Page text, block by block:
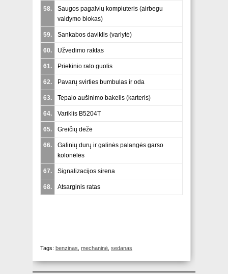
58. Saugos pagalvių kompiuteris (airbegu
valdymo blokas)
59. Sankabos daviklis (varlytė)
60. Užvedimo raktas
61. Priekinio rato guolis
62. Pavarų svirties bumbulas ir oda
63. Tepalo aušinimo bakelis (karteris)
64. Variklis B5204T
65. Greičių dėžė
66.
Galinių durų ir galinės palangės garso
kolonėlės
67. Signalizacijos sirena
68. Atsarginis ratas
Tags: benzinas mechaninė sedanas